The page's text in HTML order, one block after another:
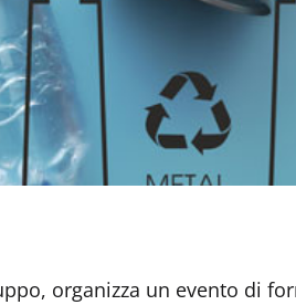
organizza un evento di